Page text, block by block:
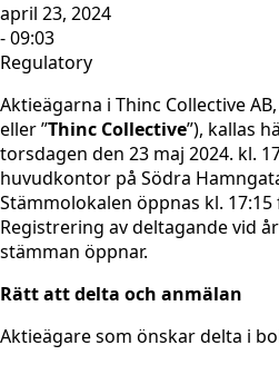
april 23, 2024
- 09:03
Regulatory
Aktieägarna i Thinc Collective AB,
eller ”Thinc Collective”), kallas
torsdagen den 23 maj 2024. kl.
huvudkontor på Södra
Stämmolokalen öppnas kl.
Registrering av deltagande vid
stämman öppnar.
Rätt att delta och anmälan
Aktieägare som önskar delta i